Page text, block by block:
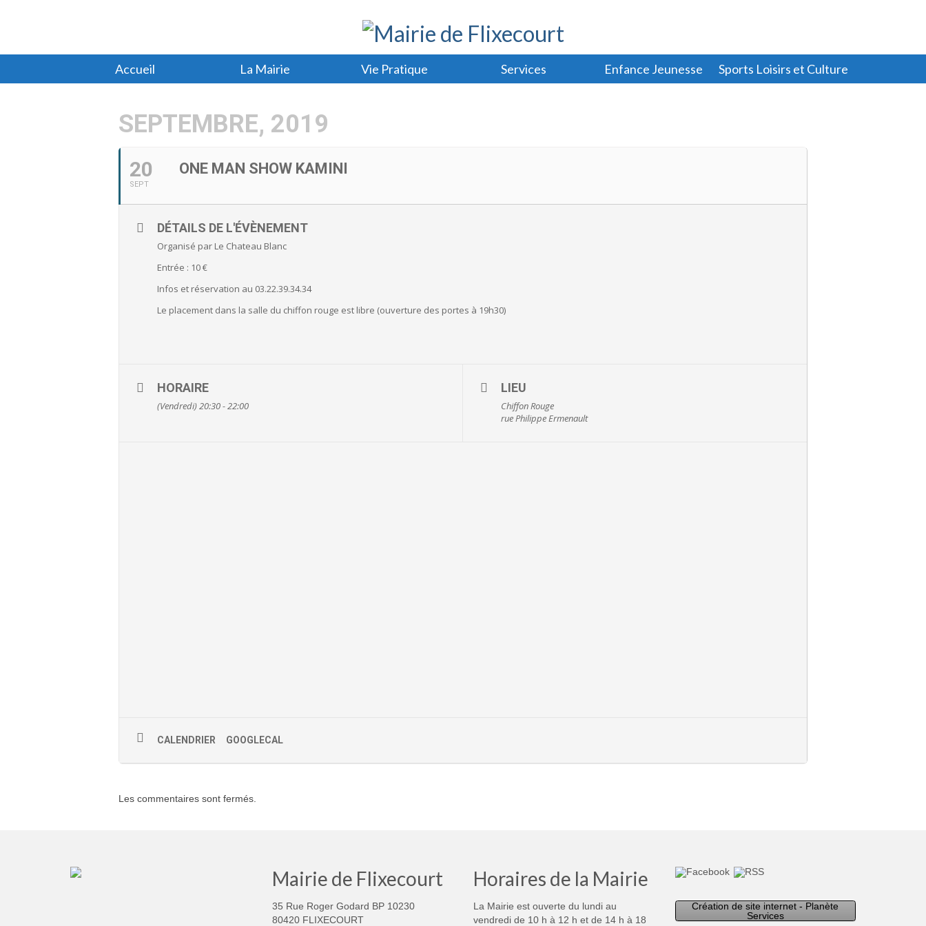
Accueil La Mairie Vie Pratique Services Enfance Jeunesse Sports Loisirs et Culture
SEPTEMBRE, 2019
20
SEPT
ONE MAN SHOW KAMINI
DÉTAILS DE L'ÉVÈNEMENT
Organisé par Le Chateau Blanc
Entrée : 10 €
Infos et réservation au 03.22.39.34.34
Le placement dans la salle du chiffon rouge est libre (ouverture des portes à 19h30)
HORAIRE
(Vendredi) 20:30 - 22:00
LIEU
Chiffon Rouge
rue Philippe Ermenault
CALENDRIER GOOGLECAL
Les commentaires sont fermés.
Mairie de Flixecourt
35 Rue Roger Godard BP 10230
80420 FLIXECOURT
Horaires de la Mairie
La Mairie est ouverte du lundi au
vendredi de 10 h à 12 h et de 14 h à 18
Création de site internet - Planète
Services